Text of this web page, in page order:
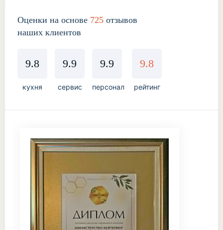
Оценки на основе 725 отзывов
наших клиентов
9.8
кухня
9.9
сервис
9.9
персонал
9.8
рейтинг